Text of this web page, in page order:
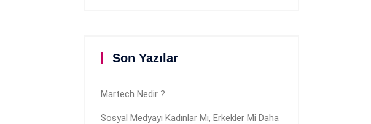
Son Yazılar
Martech Nedir ?
Sosyal Medyayı Kadınlar Mı, Erkekler Mi Daha